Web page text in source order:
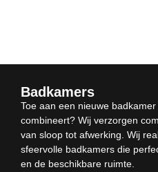
Badkamers
Toe aan een nieuwe
combineert? Wij verzorgen
van sloop tot afwerking. Wij
sfeervolle badkamers die
en de beschikbare ruimte.